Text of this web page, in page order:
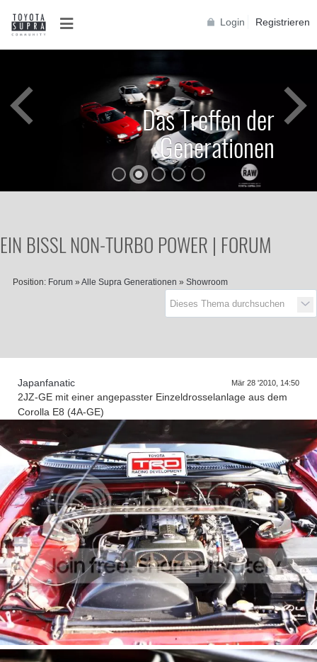
Login Registrieren
Das Treffen der
Generationen
Das Treffen der
Generationen
Toyota Supra A90
EIN BISSL NON-TURBO POWER | FORUM
Position: Forum » Alle Supra Generationen » Showroom
Japanfanatic Mär 28 '2010, 14:50
2JZ-GE mit einer angepasster Einzeldrosselanlage aus dem
Corolla E8 (4A-GE)